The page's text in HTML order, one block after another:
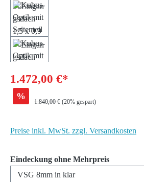
1.472,00 €*
% Regulärer Preis:
1.840,00 € (20% gespart)
Preise inkl. MwSt. zzgl. Versandkosten
Eindeckung ohne Mehrpreisauswählen